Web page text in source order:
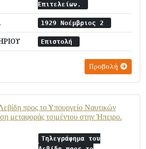
Επιτελείων.
1929 Νοέμβριος 2
Επιστολή
Προβολή
προς το Υπουργείο Ναυτικών
μεταφοράς τσιμέντου στην Ήπειρο.
Τηλεγράφημα του